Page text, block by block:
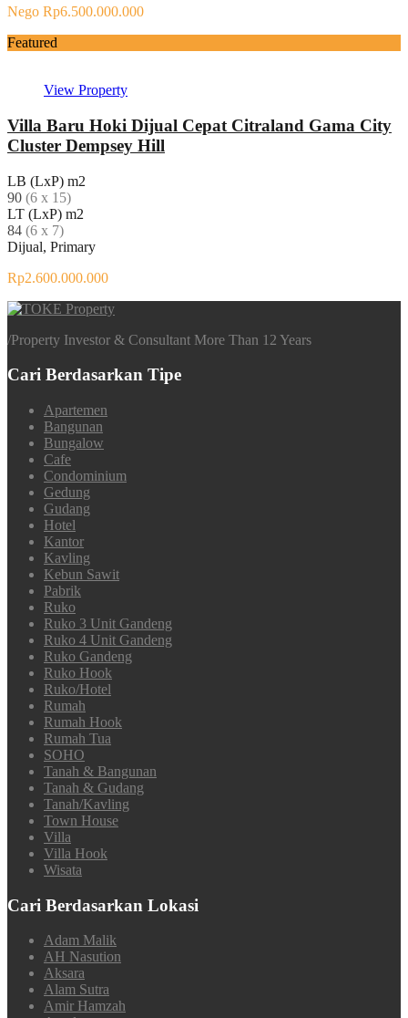
Nego Rp6.500.000.000
Featured
View Property
Villa Baru Hoki Dijual Cepat Citraland Gama City
Cluster Dempsey Hill
LB (LxP) m2
90 (6 x 15)
LT (LxP) m2
84 (6 x 7)
Dijual, Primary
Rp2.600.000.000
/Property Investor & Consultant More Than 12 Years
Cari Berdasarkan Tipe
Apartemen
Bangunan
Bungalow
Cafe
Condominium
Gedung
Gudang
Hotel
Kantor
Kavling
Kebun Sawit
Pabrik
Ruko
Ruko 3 Unit Gandeng
Ruko 4 Unit Gandeng
Ruko Gandeng
Ruko Hook
Ruko/Hotel
Rumah
Rumah Hook
Rumah Tua
SOHO
Tanah & Bangunan
Tanah & Gudang
Tanah/Kavling
Town House
Villa
Villa Hook
Wisata
Cari Berdasarkan Lokasi
Adam Malik
AH Nasution
Aksara
Alam Sutra
Amir Hamzah